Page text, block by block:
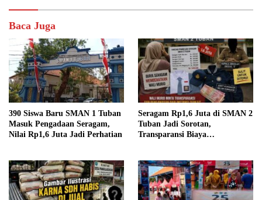
Baca Juga
390 Siswa Baru SMAN 1 Tuban
Masuk Pengadaan Seragam,
Nilai Rp1,6 Juta Jadi Perhatian
Seragam Rp1,6 Juta di SMAN 2
Tuban Jadi Sorotan,
Transparansi Biaya